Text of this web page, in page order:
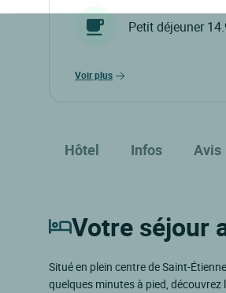
Petit déjeuner
voir plus
Hôtel Infos Avis
Votre séjour
Situé en plein centre de Saint-
quelques minutes à pied, découvrez